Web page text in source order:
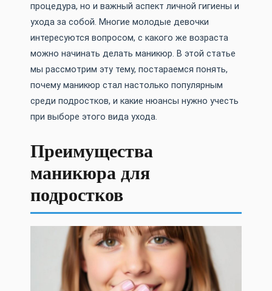
процедура, но и важный аспект личной гигиены и
ухода за собой. Многие молодые девочки
интересуются вопросом, с какого же возраста
можно начинать делать маникюр. В этой статье
мы рассмотрим эту тему, постараемся понять,
почему маникюр стал настолько популярным
среди подростков, и какие нюансы нужно учесть
при выборе этого вида ухода.
Преимущества
маникюра для
подростков